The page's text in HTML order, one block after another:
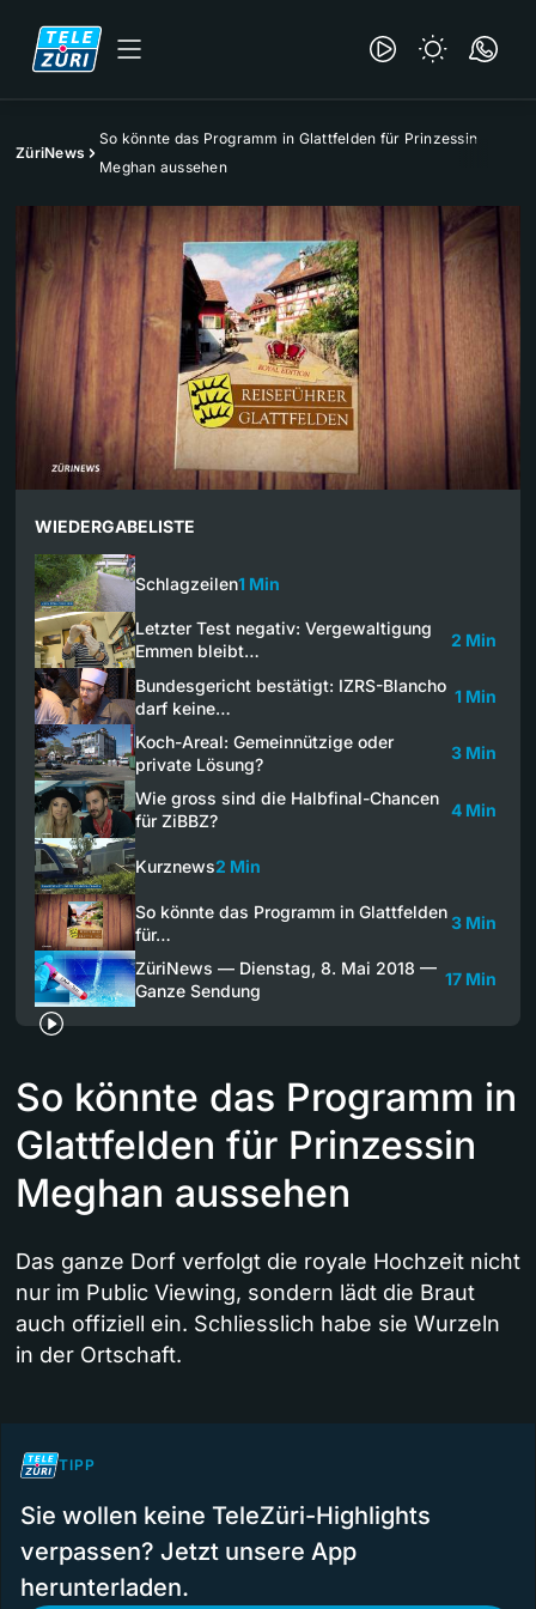
ZüriNews
So könnte das Programm in Glattfelden für Prinzessin
Meghan aussehen
WIEDERGABELISTE
Schlagzeilen1 Min
Letzter Test negativ: Vergewaltigung
Emmen bleibt…
2 Min
Bundesgericht bestätigt: IZRS-Blancho
darf keine…
1 Min
Koch-Areal: Gemeinnützige oder
private Lösung?
3 Min
Wie gross sind die Halbfinal-Chancen
für ZiBBZ?
4 Min
Kurznews2 Min
So könnte das Programm in Glattfelden
für…
3 Min
ZüriNews — Dienstag, 8. Mai 2018 —
Ganze Sendung
17 Min
So könnte das Programm in
Glattfelden für Prinzessin
Meghan aussehen
Das ganze Dorf verfolgt die royale Hochzeit nicht
nur im Public Viewing, sondern lädt die Braut
auch offiziell ein. Schliesslich habe sie Wurzeln
in der Ortschaft.
TIPP
Sie wollen keine TeleZüri-Highlights
verpassen? Jetzt unsere App
herunterladen.